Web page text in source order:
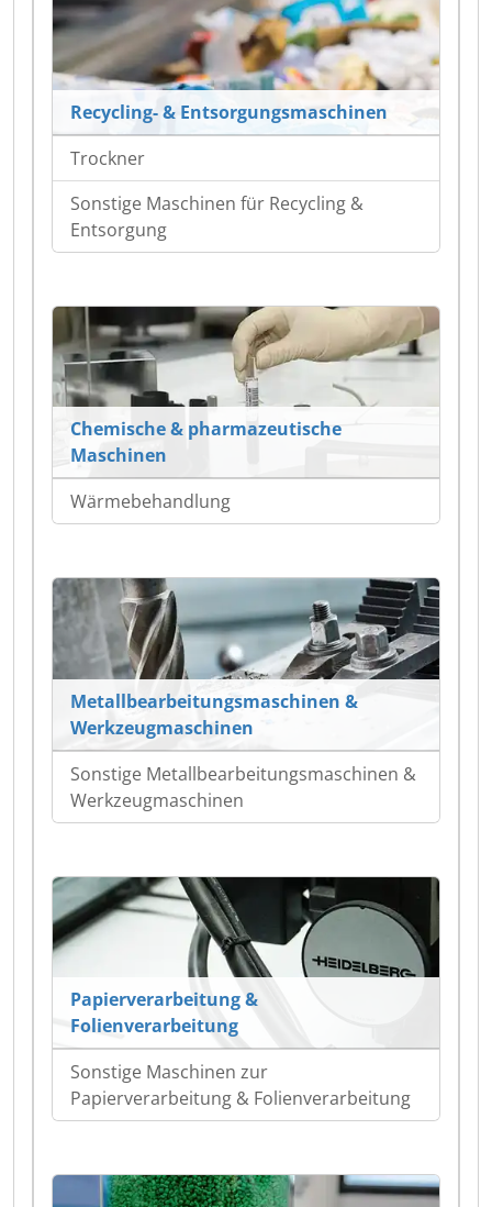
Recycling- & Entsorgungsmaschinen
Trockner
Sonstige Maschinen für Recycling &
Entsorgung
Chemische & pharmazeutische
Maschinen
Wärmebehandlung
Metallbearbeitungsmaschinen &
Werkzeugmaschinen
Sonstige Metallbearbeitungsmaschinen &
Werkzeugmaschinen
Papierverarbeitung &
Folienverarbeitung
Sonstige Maschinen zur
Papierverarbeitung & Folienverarbeitung